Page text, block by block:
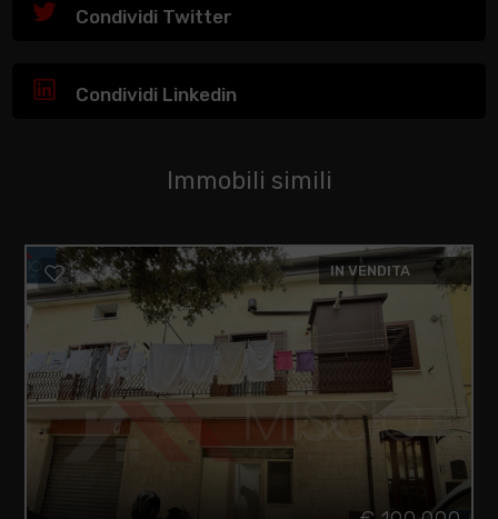
Condividi Twitter
Condividi Linkedin
Immobili simili
IN VENDITA